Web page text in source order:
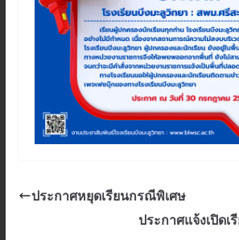
ประกาศหยุดเรียนกรณีพิเศษ
ประกาศแจ้งเปิดเ